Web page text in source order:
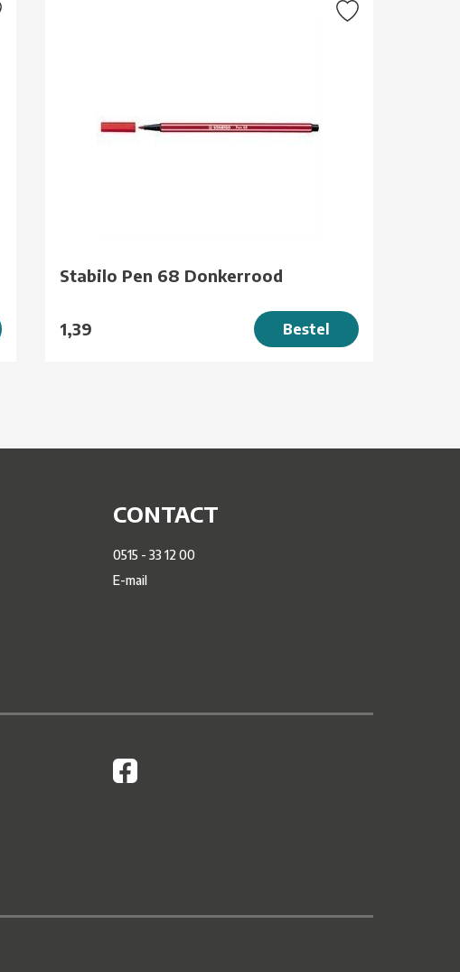
Stabilo Pen 68 Donkerrood
1,39 Bestel
CONTACT
0515 - 33 12 00
E-mail